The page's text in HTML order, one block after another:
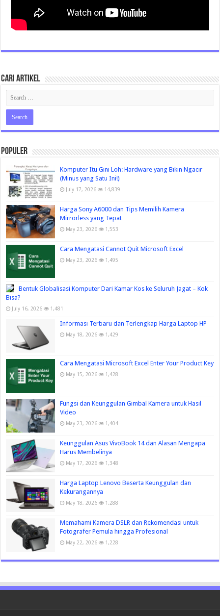
Cari Artikel
Populer
Komputer Itu Gini Loh: Hardware yang Bikin Ngacir
(Minus yang Satu Ini!)
July 17, 2026 14,839
Harga Sony A6000 dan Tips Memilih Kamera
Mirrorless yang Tepat
May 23, 2026 1,553
Cara Mengatasi Cannot Quit Microsoft Excel
May 23, 2026 1,495
Bentuk Globalisasi Komputer Dari Kamar Kos ke Seluruh Jagat – Kok
Bisa?
July 16, 2026 1,481
Informasi Terbaru dan Terlengkap Harga Laptop HP
May 18, 2026 1,429
Cara Mengatasi Microsoft Excel Enter Your Product Key
May 15, 2026 1,428
Fungsi dan Keunggulan Gimbal Kamera untuk Hasil
Video
May 23, 2026 1,404
Keunggulan Asus VivoBook 14 dan Alasan Mengapa
Harus Membelinya
May 17, 2026 1,348
Harga Laptop Lenovo Beserta Keunggulan dan
Kekurangannya
May 18, 2026 1,288
Memahami Kamera DSLR dan Rekomendasi untuk
Fotografer Pemula hingga Profesional
May 22, 2026 1,228